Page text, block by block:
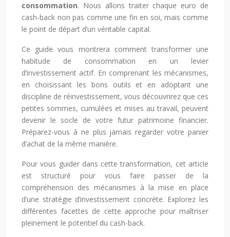
consommation. Nous allons traiter chaque euro de
cash-back non pas comme une fin en soi, mais comme
le point de départ d’un véritable capital.
Ce guide vous montrera comment transformer une
habitude de consommation en un levier
d’investissement actif. En comprenant les mécanismes,
en choisissant les bons outils et en adoptant une
discipline de réinvestissement, vous découvrirez que ces
petites sommes, cumulées et mises au travail, peuvent
devenir le socle de votre futur patrimoine financier.
Préparez-vous à ne plus jamais regarder votre panier
d’achat de la même manière.
Pour vous guider dans cette transformation, cet article
est structuré pour vous faire passer de la
compréhension des mécanismes à la mise en place
d’une stratégie d’investissement concrète. Explorez les
différentes facettes de cette approche pour maîtriser
pleinement le potentiel du cash-back.